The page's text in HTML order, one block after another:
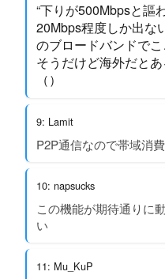
“下りが500Mbpsと謳
20Mbps程度しか出な
のブロードバンドで
そうだけど海外だと
（）
9: Lamit
P2P通信なので帯域消
10: napsucks
この機能が期待通りに
い
11: Mu_KuP